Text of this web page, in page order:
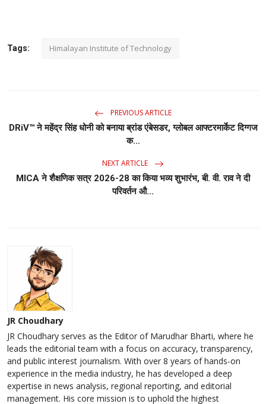
Tags: Himalayan Institute of Technology
PREVIOUS ARTICLE
DRiV™ ने महेंद्र सिंह धोनी को बनाया ब्रांड एंबेसडर, ग्लोबल आफ्टरमार्केट दिग्गज
क...
NEXT ARTICLE
MICA ने शैक्षणिक सत्र 2026-28 का किया भव्य शुभारंभ, बी. वी. राव ने दी
परिवर्तन औ...
JR Choudhary
JR Choudhary serves as the Editor of Marudhar Bharti, where he
leads the editorial team with a focus on accuracy, transparency,
and public interest journalism. With over 8 years of hands-on
experience in the media industry, he has developed a deep
expertise in news analysis, regional reporting, and editorial
management. His core mission is to uphold the highest